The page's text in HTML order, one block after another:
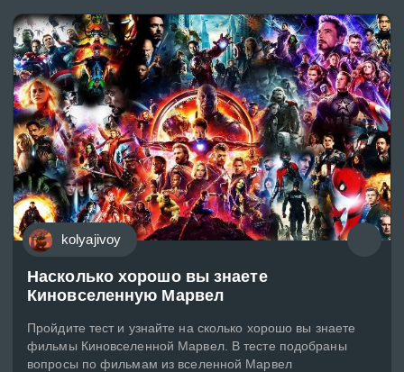
kolyajivoy
Насколько хорошо вы знаете
Киновселенную Марвел
Пройдите тест и узнайте на сколько хорошо вы знаете
фильмы Киновселенной Марвел. В тесте подобраны
вопросы по фильмам из вселенной Марвел